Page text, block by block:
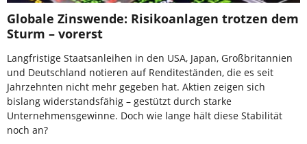
Globale Zinswende: Risikoanlagen trotzen dem
Sturm – vorerst
Langfristige Staatsanleihen in den USA, Japan, Großbritannien
und Deutschland notieren auf Renditeständen, die es seit
Jahrzehnten nicht mehr gegeben hat. Aktien zeigen sich
bislang widerstandsfähig – gestützt durch starke
Unternehmensgewinne. Doch wie lange hält diese Stabilität
noch an?